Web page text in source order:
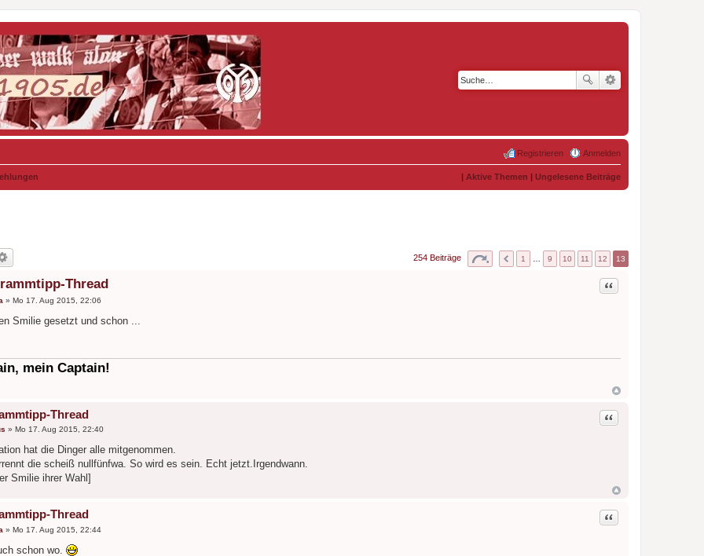
Anmelden
Registrieren
| Aktive Themen | Ungelesene Beiträge
254 Beiträge 1 9 10 11 12 13
Thread Zitat
» Mo 17. Aug 2015, 22:06
Smilie gesetzt und schon ...
mein Captain!
Thread Zitat
» Mo 17. Aug 2015, 22:40
hat die Dinger alle mitgenommen.
die scheiß nullfünfwa. So wird es sein. Echt jetzt.Irgendwann.
Smilie ihrer Wahl]
Thread Zitat
» Mo 17. Aug 2015, 22:44
schon wo.